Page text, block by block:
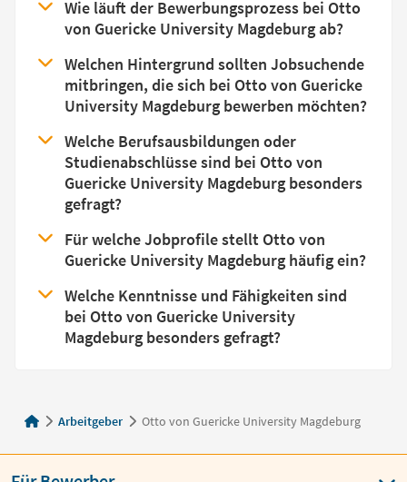
Wie läuft der Bewerbungsprozess bei Otto
von Guericke University Magdeburg ab?
Welchen Hintergrund sollten Jobsuchende
mitbringen, die sich bei Otto von Guericke
University Magdeburg bewerben möchten?
Welche Berufsausbildungen oder
Studienabschlüsse sind bei Otto von
Guericke University Magdeburg besonders
gefragt?
Für welche Jobprofile stellt Otto von
Guericke University Magdeburg häufig ein?
Welche Kenntnisse und Fähigkeiten sind
bei Otto von Guericke University
Magdeburg besonders gefragt?
Arbeitgeber Otto von Guericke University Magdeburg